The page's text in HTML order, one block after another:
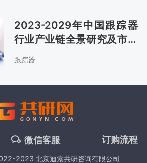
2023-2029年中国跟踪器
行业产业链全景研究及市场
趋势预测报告
跟踪器
微信客服 订购流程
2023 北京迪索共研咨询有限公司